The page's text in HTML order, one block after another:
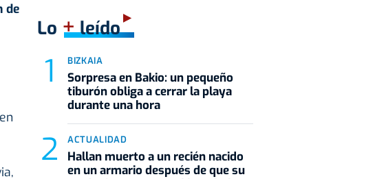
de
Lo +leído
BIZKAIA
Sorpresa en Bakio: un pequeño
tiburón obliga a cerrar la playa
durante una hora
ACTUALIDAD
Hallan muerto a un recién nacido
en un armario después de que su